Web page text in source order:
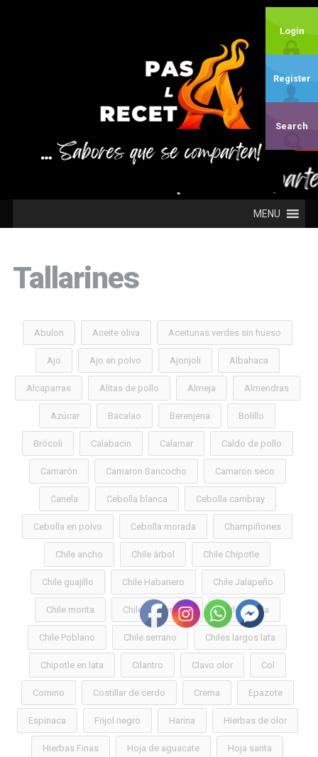
MENU
Login
Register
Search
Tallarines
Abulon Aceite oliva Aceitunas verdes sin hueso
Ajo Ajo en polvo Ajonjoli Albahaca
Alcaparras Alitas de pollo Almeja Almendras
Azúcar Bacalao Berenjena Bolillo
Brócoli Calabacin Calamar Caldo de pollo
Camarón Camaron Sancocho Camaron seco
Canela Cebolla blanca Cebolla cambray
Cebolla en polvo Cebolla morada Champiñones
Chile ancho Chile árbol Chile Chipotle
Chile guajillo Chile Habanero Chile Jalapeño
Chile morita Chile morron lata Chile pasilla
Chile Poblano Chile serrano Chiles largos lata
Chipotle en lata Cilantro Clavo olor Col
Comino Costillar de cerdo Crema Epazote
Espinaca Frijol negro Harina Hierbas de olor
Hierbas Finas Hoja de aguacate Hoja santa